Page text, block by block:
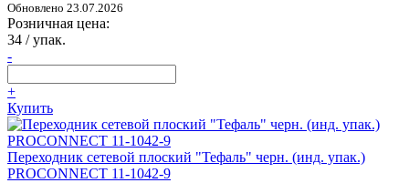
Обновлено 23.07.2026
Розничная цена:
34 / упак.
-
+
Купить
Переходник сетевой плоский "Тефаль" черн. (инд. упак.)
PROCONNECT 11-1042-9